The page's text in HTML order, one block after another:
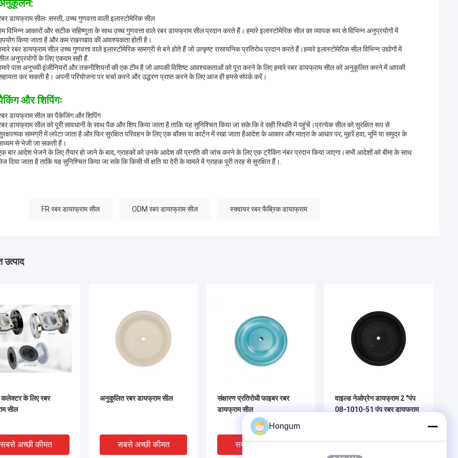
डायफ्राम सीलः सस्ती, उच्च गुणवत्ता वाली इलास्टोमेरिक सील
विभिन्न आकारों और सटीक सहिष्णुता के साथ उच्च गुणवत्ता वाले रबर डायफ्राम सील प्रदान करते हैं। हमारे इलास्टोमेरिक सील का व्यापक रूप से विभिन्न अनुप्रयोगों में
किया जाता है और कम रखरखाव की आवश्यकता होती है।
रबर डायफ्राम सील उच्च गुणवत्ता वाले इलास्टोमेरिक सामग्री से बने होते हैं जो उत्कृष्ट रासायनिक प्रतिरोध प्रदान करते हैं।हमारे इलास्टोमेरिक सील विभिन्न उद्योगों में
अनुप्रयोगों के लिए एकदम सही हैं.
पास अनुभवी इंजीनियरों और तकनीशियनों की एक टीम है जो आपकी विशिष्ट आवश्यकताओं को पूरा करने के लिए हमारे रबर डायफ्राम सील को अनुकूलित करने में आपकी
कर सकती है। अपनी परियोजना पर चर्चा करने और उद्धरण प्राप्त करने के लिए आज ही हमसे संपर्क करें।
और शिपिंगः
डायफ्राम सील का पैकेजिंग और शिपिंग
डायफ्राम सील को पूरी सावधानी के साथ पैक और शिप किया जाता है ताकि यह सुनिश्चित किया जा सके कि वे सही स्थिति में पहुंचें।प्रत्येक सील को सुरक्षित रूप से
सामग्री में लपेटा जाता है और फिर सुरक्षित परिवहन के लिए एक बॉक्स या कार्टन में रखा जाता हैआदेश के आकार और मात्रा के आधार पर, मुहरें हवा, भूमि या समुद्र के
से भेजी जा सकती हैं।
बार आदेश भेजने के लिए तैयार हो जाने के बाद, ग्राहकों को उनके आदेश की प्रगति की जांच करने के लिए एक ट्रैकिंग नंबर प्रदान किया जाएगा।सभी आदेशों को बीमा के साथ
दिया जाता है ताकि यह सुनिश्चित किया जा सके कि किसी भी क्षति या देरी के मामले में ग्राहक पूरी तरह से सुरक्षित हैं।.
FR रबर डायाफ्राम सील ODM रबर डायाफ्राम सील स्क्वायर रबर फैब्रिक डायाफ्राम
के लिए रबर
सील
सबसे अच्छी कीमत
अनुकूलित रबर डायफ्राम सील
सबसे अच्छी कीमत
संक्षारण प्रतिरोधी फाइबर रबर
डायफ्राम सील
सबसे अच्छी कीमत
वाइल्ड नेओप्रेन डायफ्राम 2 "पंप
08-1010-51 पंप रबर डायफ्राम
सबसे अच्छी कीमत
Hongum